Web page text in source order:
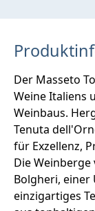
Der Masseto
Weine Italiens
Weinbaus.
Tenuta
für Exzellenz,
Die
Bolgheri,
einzigartiges